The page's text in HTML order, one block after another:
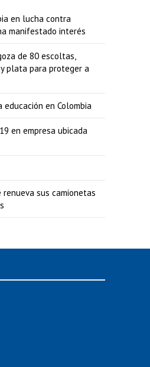
en lucha contra
manifestado interés
de 80 escoltas,
plata para proteger a
en Colombia
en empresa ubicada
sus camionetas